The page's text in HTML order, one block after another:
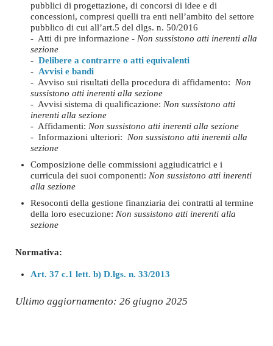
pubblici di progettazione, di concorsi di idee e di
concessioni, compresi quelli tra enti nell’ambito del settore
pubblico di cui all’art.5 del dlgs. n. 50/2016
- Atti di pre informazione - Non sussistono atti inerenti alla
sezione
- Delibere a contrarre o atti equivalenti
- Avvisi e bandi
- Avviso sui risultati della procedura di affidamento: Non
sussistono atti inerenti alla sezione
- Avvisi sistema di qualificazione: Non sussistono atti
inerenti alla sezione
- Affidamenti: Non sussistono atti inerenti alla sezione
- Informazioni ulteriori: Non sussistono atti inerenti alla
sezione
Composizione delle commissioni aggiudicatrici e i
curricula dei suoi componenti: Non sussistono atti inerenti
alla sezione
Resoconti della gestione finanziaria dei contratti al termine
della loro esecuzione: Non sussistono atti inerenti alla
sezione
Normativa:
Art. 37 c.1 lett. b) D.lgs. n. 33/2013
Ultimo aggiornamento: 26 giugno 2025